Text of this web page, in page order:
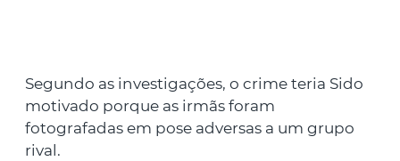
Segundo as investigações, o crime teria Sido
motivado porque as irmãs foram
fotografadas em pose adversas a um grupo
rival.